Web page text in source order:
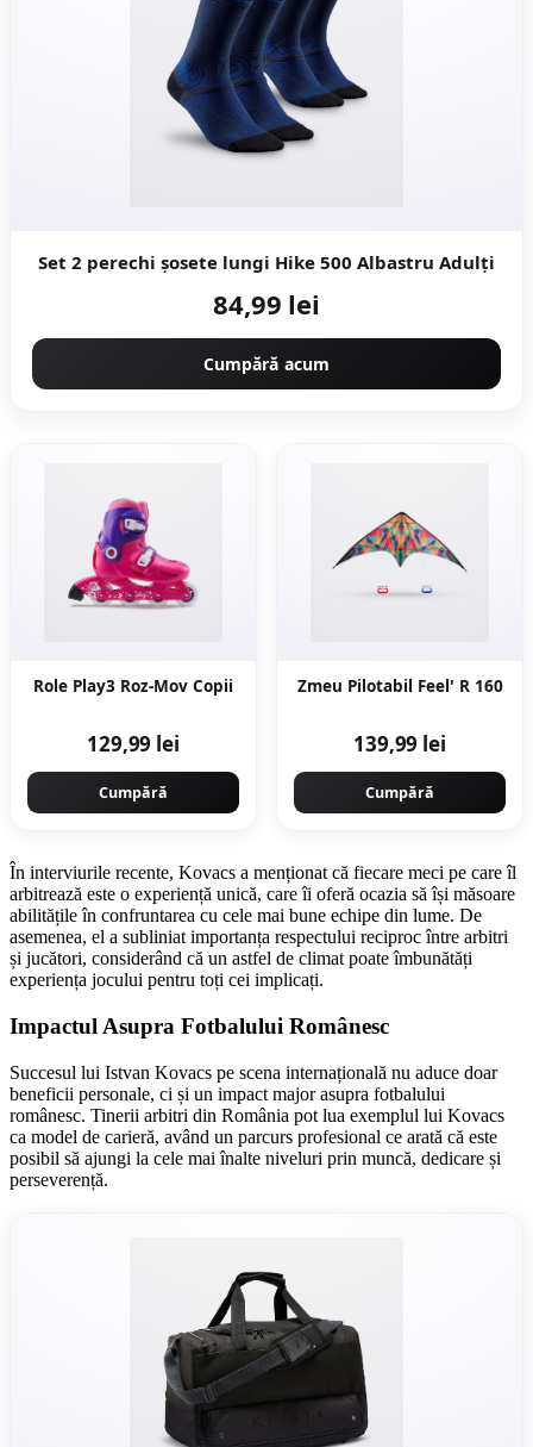
Set 2 perechi șosete lungi Hike 500 Albastru Adulți
84,99 lei
Cumpără acum
Role Play3 Roz-Mov Copii
129,99 lei
Cumpără
Zmeu Pilotabil Feel' R 160
139,99 lei
Cumpără
În interviurile recente, Kovacs a menționat că fiecare meci pe care îl
arbitrează este o experiență unică, care îi oferă ocazia să își măsoare
abilitățile în confruntarea cu cele mai bune echipe din lume. De
asemenea, el a subliniat importanța respectului reciproc între arbitri
și jucători, considerând că un astfel de climat poate îmbunătăți
experiența jocului pentru toți cei implicați.
Impactul Asupra Fotbalului Românesc
Succesul lui Istvan Kovacs pe scena internațională nu aduce doar
beneficii personale, ci și un impact major asupra fotbalului
românesc. Tinerii arbitri din România pot lua exemplul lui Kovacs
ca model de carieră, având un parcurs profesional ce arată că este
posibil să ajungi la cele mai înalte niveluri prin muncă, dedicare și
perseverență.